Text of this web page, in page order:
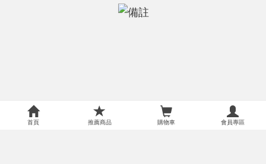
首頁 推薦商品 購物車 會員專區